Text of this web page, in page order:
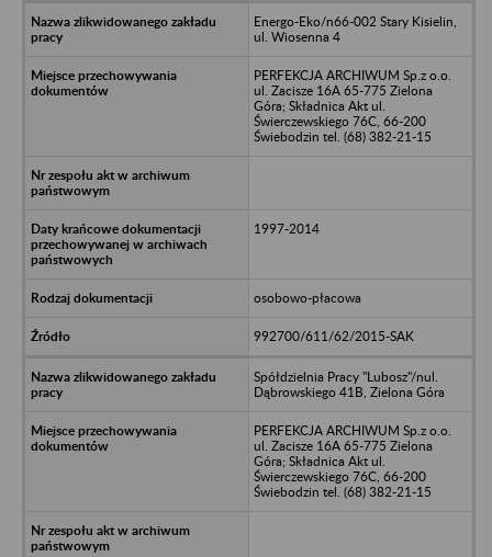
Energo-Eko/n66-002 Stary Kisielin,
ul. Wiosenna 4
PERFEKCJA ARCHIWUM Sp.z o.o.
ul. Zacisze 16A 65-775 Zielona
Góra; Składnica Akt ul.
Świerczewskiego 76C, 66-200
Świebodzin tel. (68) 382-21-15
1997-2014
osobowo-płacowa
992700/611/62/2015-SAK
Spółdzielnia Pracy "Lubosz"/nul.
Dąbrowskiego 41B, Zielona Góra
PERFEKCJA ARCHIWUM Sp.z o.o.
ul. Zacisze 16A 65-775 Zielona
Góra; Składnica Akt ul.
Świerczewskiego 76C, 66-200
Świebodzin tel. (68) 382-21-15